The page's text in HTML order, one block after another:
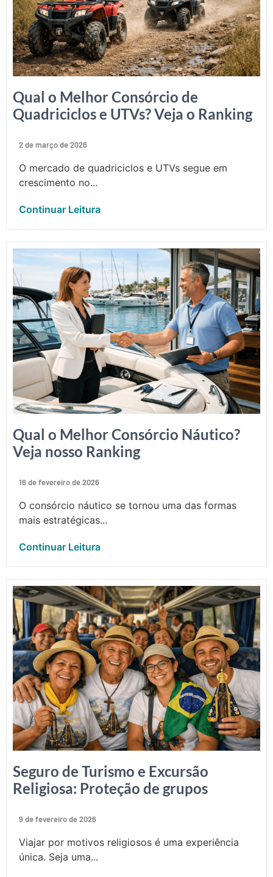
Qual o Melhor Consórcio de
Quadriciclos e UTVs? Veja o Ranking
2 de março de 2026
O mercado de quadriciclos e UTVs segue em
crescimento no...
Continuar Leitura
Qual o Melhor Consórcio Náutico?
Veja nosso Ranking
16 de fevereiro de 2026
O consórcio náutico se tornou uma das formas
mais estratégicas...
Continuar Leitura
Seguro de Turismo e Excursão
Religiosa: Proteção de grupos
9 de fevereiro de 2026
Viajar por motivos religiosos é uma experiência
única. Seja uma...